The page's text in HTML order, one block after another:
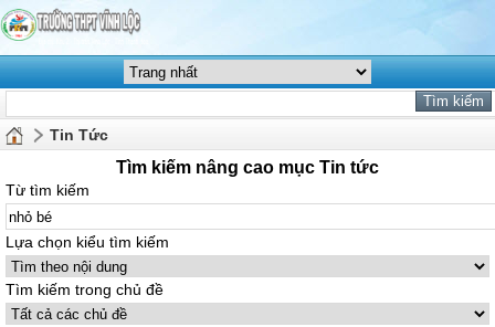
Tin Tức
Tìm kiếm nâng cao mục Tin tức
Từ tìm kiếm
Lựa chọn kiểu tìm kiếm
Tìm kiếm trong chủ đề